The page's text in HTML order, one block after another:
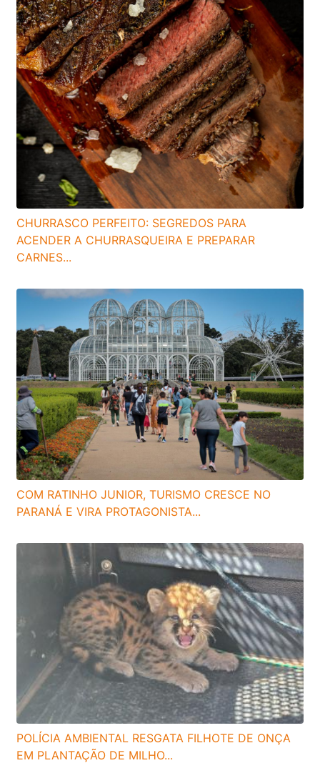
CHURRASCO PERFEITO: SEGREDOS PARA
ACENDER A CHURRASQUEIRA E PREPARAR
CARNES...
COM RATINHO JUNIOR, TURISMO CRESCE NO
PARANÁ E VIRA PROTAGONISTA...
POLÍCIA AMBIENTAL RESGATA FILHOTE DE ONÇA
EM PLANTAÇÃO DE MILHO...